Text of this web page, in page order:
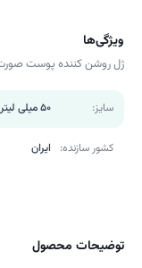
ویژگی‌ها
ژل روشن کننده پوست صورت و گردن
سایز: 50 میلی لیتر
کشور سازنده: ایران
توضیحات محصول